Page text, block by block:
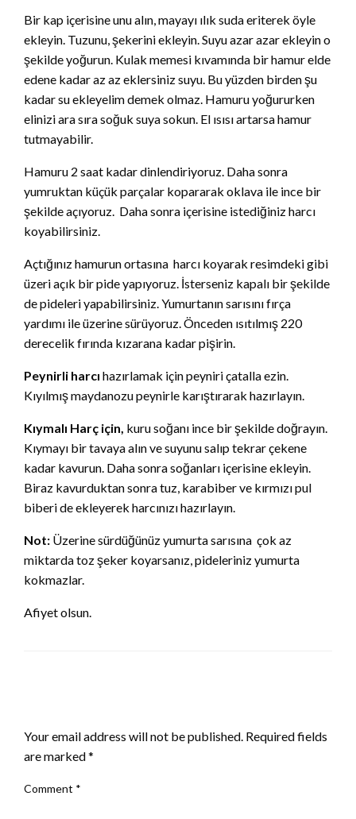
Bir kap içerisine unu alın, mayayı ılık suda eriterek öyle
ekleyin. Tuzunu, şekerini ekleyin. Suyu azar azar ekleyin o
şekilde yoğurun. Kulak memesi kıvamında bir hamur elde
edene kadar az az eklersiniz suyu. Bu yüzden birden şu
kadar su ekleyelim demek olmaz. Hamuru yoğururken
elinizi ara sıra soğuk suya sokun. El ısısı artarsa hamur
tutmayabilir.
Hamuru 2 saat kadar dinlendiriyoruz. Daha sonra
yumruktan küçük parçalar kopararak oklava ile ince bir
şekilde açıyoruz. Daha sonra içerisine istediğiniz harcı
koyabilirsiniz.
Açtığınız hamurun ortasına harcı koyarak resimdeki gibi
üzeri açık bir pide yapıyoruz. İsterseniz kapalı bir şekilde
de pideleri yapabilirsiniz. Yumurtanın sarısını fırça
yardımı ile üzerine sürüyoruz. Önceden ısıtılmış 220
derecelik fırında kızarana kadar pişirin.
Peynirli harcı hazırlamak için peyniri çatalla ezin.
Kıyılmış maydanozu peynirle karıştırarak hazırlayın.
Kıymalı Harç için, kuru soğanı ince bir şekilde doğrayın.
Kıymayı bir tavaya alın ve suyunu salıp tekrar çekene
kadar kavurun. Daha sonra soğanları içerisine ekleyin.
Biraz kavurduktan sonra tuz, karabiber ve kırmızı pul
biberi de ekleyerek harcınızı hazırlayın.
Not: Üzerine sürdüğünüz yumurta sarısına çok az
miktarda toz şeker koyarsanız, pideleriniz yumurta
kokmazlar.
Afiyet olsun.
Your email address will not be published. Required fields
are marked*
Comment *